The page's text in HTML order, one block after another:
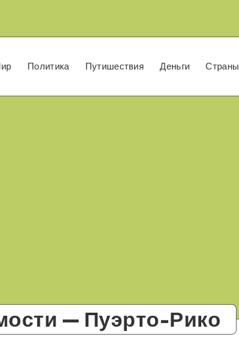
Политика Путишествия Деньги Страны
— Пуэрто-Рико